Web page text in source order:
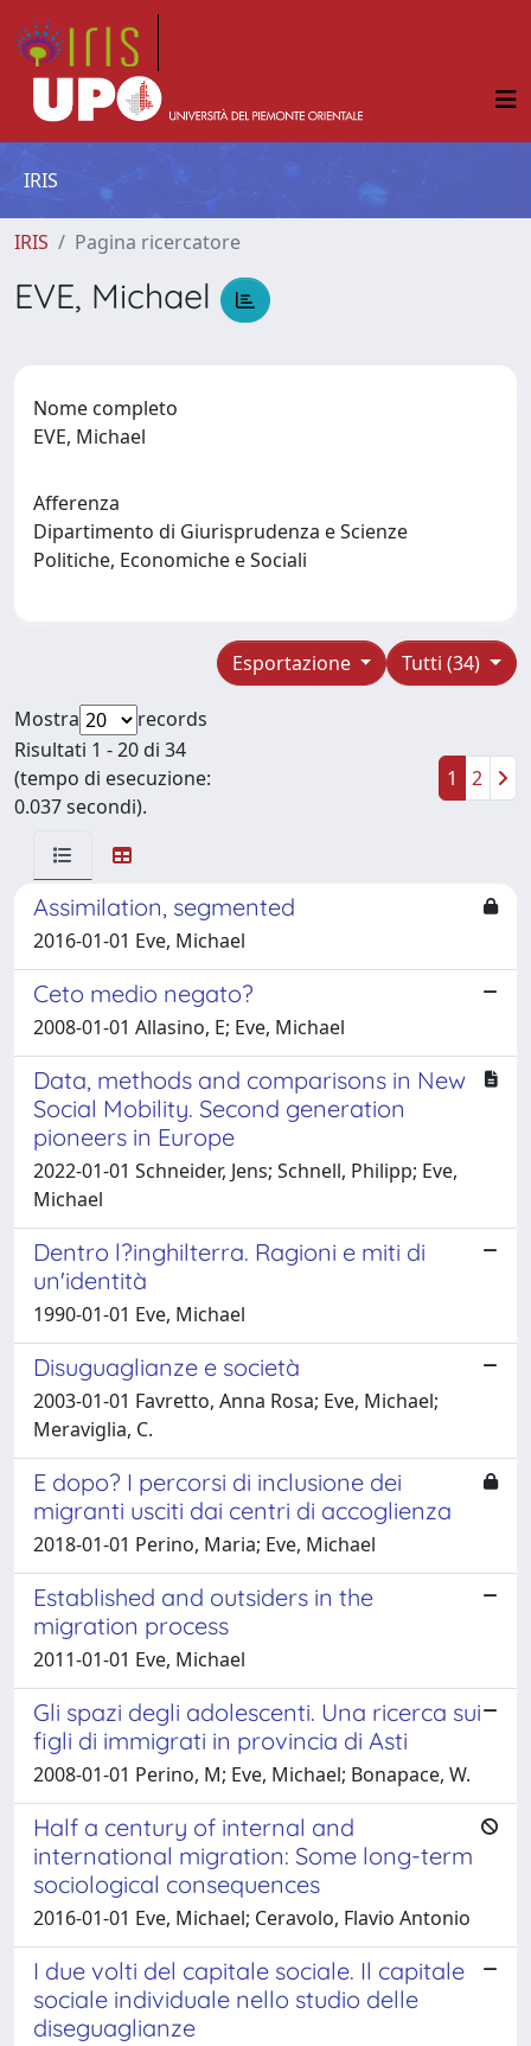
IRIS
IRIS Pagina ricercatore
EVE, Michael
Nome completo
EVE, Michael
Afferenza
Dipartimento di Giurisprudenza e Scienze
Politiche, Economiche e Sociali
Tutti (34)
Esportazione
Mostra
records
Risultati 1 - 20 di 34
(tempo di esecuzione:
0.037 secondi).
1 2
Assimilation, segmented
2016-01-01 Eve, Michael
Ceto medio negato?
2008-01-01 Allasino, E; Eve, Michael
Data, methods and comparisons in New
Social Mobility. Second generation
pioneers in Europe
2022-01-01 Schneider, Jens; Schnell, Philipp; Eve,
Michael
Dentro l?inghilterra. Ragioni e miti di
un'identità
1990-01-01 Eve, Michael
Disuguaglianze e società
2003-01-01 Favretto, Anna Rosa; Eve, Michael;
Meraviglia, C.
E dopo? I percorsi di inclusione dei
migranti usciti dai centri di accoglienza
2018-01-01 Perino, Maria; Eve, Michael
Established and outsiders in the
migration process
2011-01-01 Eve, Michael
Gli spazi degli adolescenti. Una ricerca sui
figli di immigrati in provincia di Asti
2008-01-01 Perino, M; Eve, Michael; Bonapace, W.
Half a century of internal and
international migration: Some long-term
sociological consequences
2016-01-01 Eve, Michael; Ceravolo, Flavio Antonio
I due volti del capitale sociale. Il capitale
sociale individuale nello studio delle
diseguaglianze